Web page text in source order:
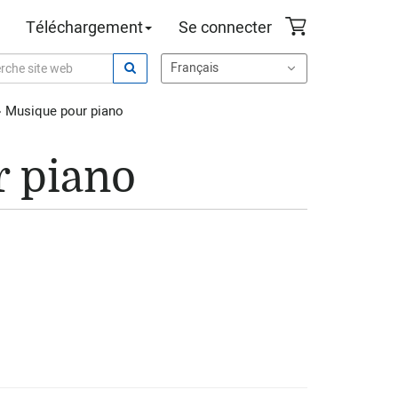
Téléchargement Se connecter
Musique pour piano
piano